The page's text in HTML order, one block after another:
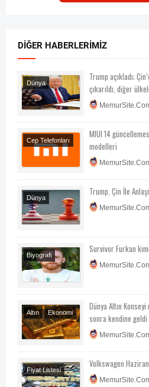
DIĞER HABERLERIMIZ
Dünya
Ekonomi
Trump açıkladı;
çıkarıldı, diğer
Cep Telefonları
Teknoloji-Otomotiv-
Program
MIUI 14
modelleri
Dünya
Ekonomi
Trump, Çin İle
Biyografi
Survivor
Survivor Furkan
Altın
Ekonomi
Emtia Piyasası
Dünya Altın
sonra kendine
Fiyat Listesi
Otomobil
Volkswagen